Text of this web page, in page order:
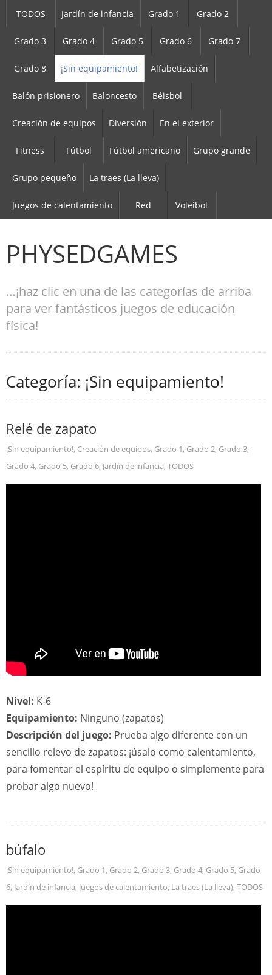
TODOS Jardín de infancia Grado 1 Grado 2
Grado 3 Grado 4 Grado 5 Grado 6 Grado 7
Grado 8 ¡Sin equipamiento! Alfabetización
Balón prisionero Baloncesto Béisbol
Creación de equipos Diversión En el exterior
Fitness Fútbol Fútbol americano Grupo grande
Grupo pequeño La traes (La lleva)
Juegos de calentamiento Red Voleibol
PHYSEDGAMES
…¡haz clic en una de las categorías de arriba
para ver fantásticos juegos de educación
física!
Categoría: ¡Sin equipamiento!
Relé de zapato
¡Sin equipamiento!, Creación de equipos, Grado 1, Grado 2, Grado 3,
Grado 4, Grado 5, Grado 6, Jardín de infancia, TODOS
Nivel: K-6
Equipamiento: Ninguno (zapatos)
Descripción del juego: Prueba algo diferente con un
sencillo relevo de zapatos: ¡úsalo como calentamiento,
para fomentar el espíritu de equipo o simplemente para
probar algo nuevo!
búfalo
¡Sin equipamiento!, Grado 1, Grado 2, Grado 3, Grado 4, Grado 5, Grado
6, Jardín de infancia, Juegos de calentamiento, La traes (La lleva), TODOS